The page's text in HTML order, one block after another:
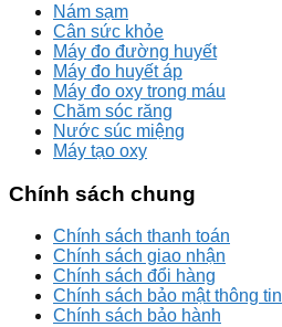
Nám sạm
Cân sức khỏe
Máy đo đường huyết
Máy đo huyết áp
Máy đo oxy trong máu
Chăm sóc răng
Nước súc miệng
Máy tạo oxy
Chính sách chung
Chính sách thanh toán
Chính sách giao nhận
Chính sách đổi hàng
Chính sách bảo mật thông tin
Chính sách bảo hành